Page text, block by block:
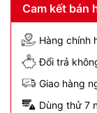
Cam kết bán
Hàng chính
Đổi trả
Giao hàng
Dùng thử 7